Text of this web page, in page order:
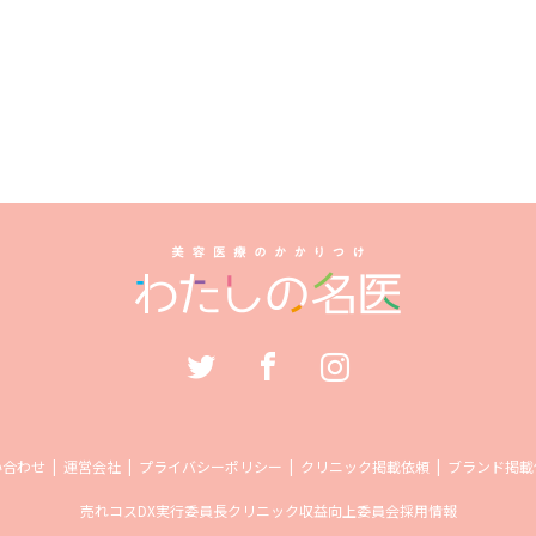
わせ 運営会社 プライバシーポリシー クリニック掲載依頼 ブランド掲
売れコスDX実行委員長クリニック収益向上委員会採用情報